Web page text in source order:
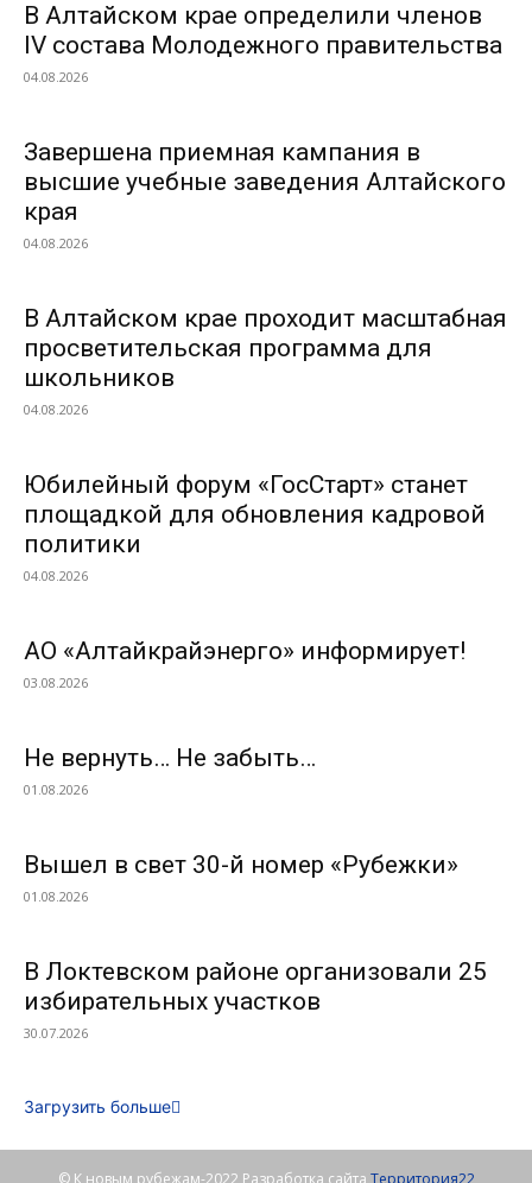
В Алтайском крае определили членов
IV состава Молодежного правительства
04.08.2026
Завершена приемная кампания в
высшие учебные заведения Алтайского
края
04.08.2026
В Алтайском крае проходит масштабная
просветительская программа для
школьников
04.08.2026
Юбилейный форум «ГосСтарт» станет
площадкой для обновления кадровой
политики
04.08.2026
АО «Алтайкрайэнерго» информирует!
03.08.2026
Не вернуть… Не забыть…
01.08.2026
Вышел в свет 30-й номер «Рубежки»
01.08.2026
В Локтевском районе организовали 25
избирательных участков
30.07.2026
Загрузить больше